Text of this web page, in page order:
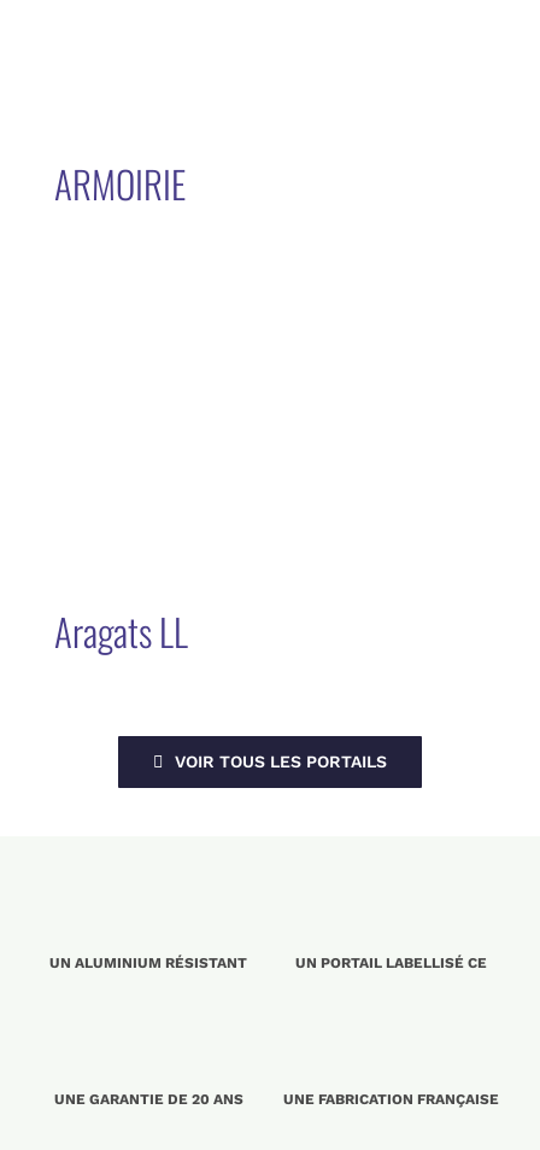
ARMOIRIE
Aragats LL
VOIR TOUS LES PORTAILS
UN ALUMINIUM RÉSISTANT UN PORTAIL LABELLISÉ CE
UNE GARANTIE DE 20 ANS UNE FABRICATION FRANÇAISE